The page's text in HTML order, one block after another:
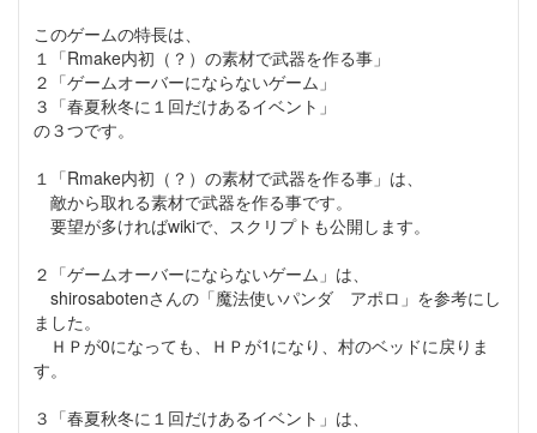
このゲームの特長は、
１「Rmake内初（？）の素材で武器を作る事」
２「ゲームオーバーにならないゲーム」
３「春夏秋冬に１回だけあるイベント」
の３つです。
１「Rmake内初（？）の素材で武器を作る事」は、
敵から取れる素材で武器を作る事です。
要望が多ければwikiで、スクリプトも公開します。
２「ゲームオーバーにならないゲーム」は、
shirosabotenさんの「魔法使いパンダ アポロ」を参考にし
ました。
ＨＰが0になっても、ＨＰが1になり、村のベッドに戻りま
す。
３「春夏秋冬に１回だけあるイベント」は、